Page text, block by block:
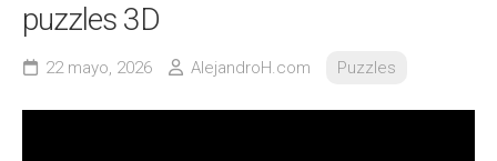
puzzles 3D
22 mayo, 2026 AlejandroH.com Puzzles